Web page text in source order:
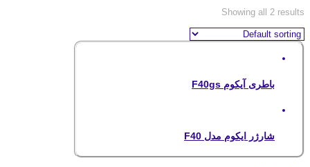
Showing all 2 results
باطری آیکوم F40gs
شارژر ایکوم مدل F40